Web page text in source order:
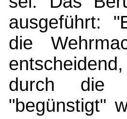
ausgeführt:
die
durch die
"begünstigt"